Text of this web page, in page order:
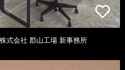
式会社 郡山工場 新事務所